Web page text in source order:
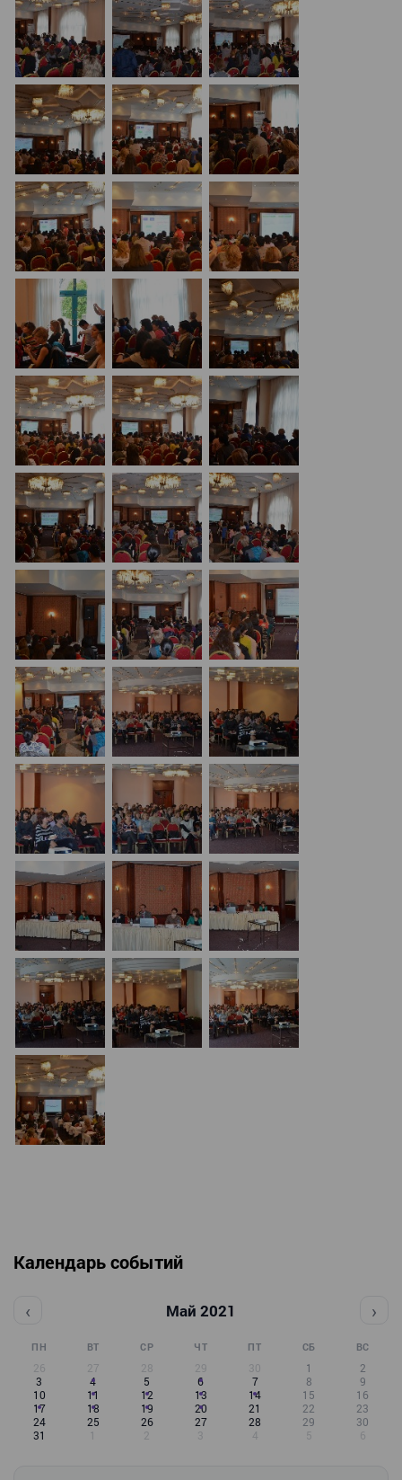
Календарь событий
‹ Май 2021 ›
ПН ВТ СР ЧТ ПТ СБ ВС
26 27 28 29 30 1
2
3
4 5 6 7 8
9
10
11 12 13 14 15
16
17
18 19 20 21 22
23
24
25 26 27 28 29
30
31
1 2 3 4 5 6